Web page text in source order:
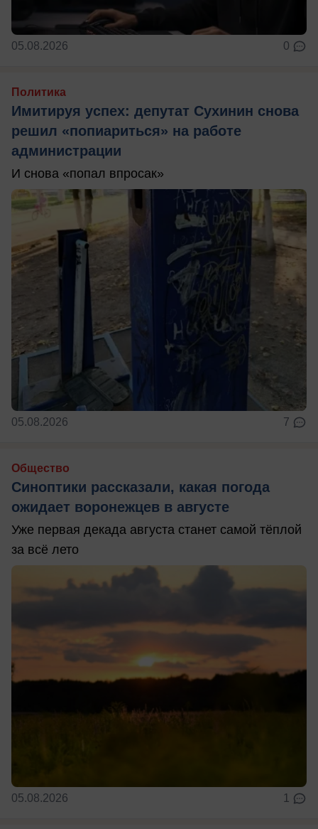
05.08.2026 0
Политика
Имитируя успех: депутат Сухинин снова
решил «попиариться» на работе
администрации
И снова «попал впросак»
05.08.2026 7
Общество
Синоптики рассказали, какая погода
ожидает воронежцев в августе
Уже первая декада августа станет самой тёплой
за всё лето
05.08.2026 1